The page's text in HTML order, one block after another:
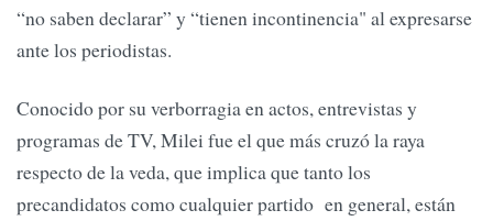
“no saben declarar” y “tienen incontinencia" al expresarse
ante los periodistas.
Conocido por su verborragia en actos, entrevistas y
programas de TV, Milei fue el que más cruzó la raya
respecto de la veda, que implica que tanto los
precandidatos como cualquier partido en general, están